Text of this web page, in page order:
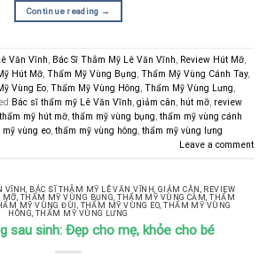
Continue reading →
Văn Vĩnh, Bác Sĩ Thẫm Mỹ Lê Văn Vĩnh, Review Hút Mỡ,
Hút Mỡ, Thẩm Mỹ Vùng Bụng, Thẩm Mỹ Vùng Cánh Tay,
Vùng Eo, Thẩm Mỹ Vùng Hông, Thẩm Mỹ Vùng Lưng,
Bác sĩ thẩm mỹ Lê Văn Vĩnh, giảm cân, hút mỡ, review
thẩm mỹ hút mỡ, thẩm mỹ vùng bụng, thẩm mỹ vùng cánh
mỹ vùng eo, thẩm mỹ vùng hông, thẩm mỹ vùng lưng
Leave a comment
VĨNH, BÁC SĨ THẪM MỸ LÊ VĂN VĨNH, GIẢM CÂN , REVIEW
MỠ, THẨM MỸ VÙNG BỤNG,THẨM MỸ VÙNG CẰM,THẨM
MỸ VÙNG ĐÙI , THẨM MỸ VÙNG EO,THẨM MỸ VÙNG
HÔNG,THẨM MỸ VÙNG LƯNG
sau sinh: Đẹp cho mẹ, khỏe cho bé